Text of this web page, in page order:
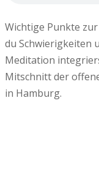
Wichtige Punkte
du Schwierigkeiten
Meditation
Mitschnitt der
in Hamburg.